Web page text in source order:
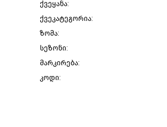
ქვეყანა:
ქვეკატეგორია:
ზომა:
სეზონი:
მარკირება:
კოდი: